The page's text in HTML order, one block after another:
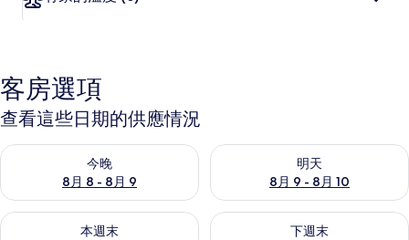
客房選項
查看這些日期的供應情況
今晚
8月 8 - 8月 9
查看今晚 (8月 8 - 8月 9) 的供應情況
明天
8月 9 - 8月 10
查看明天 (8月 9 - 8月 10) 的供
本週末
查看本週末 (8月 14 - 8月 16) 的供應情況
下週末
查看下週末 (8月 21 - 8月 23)